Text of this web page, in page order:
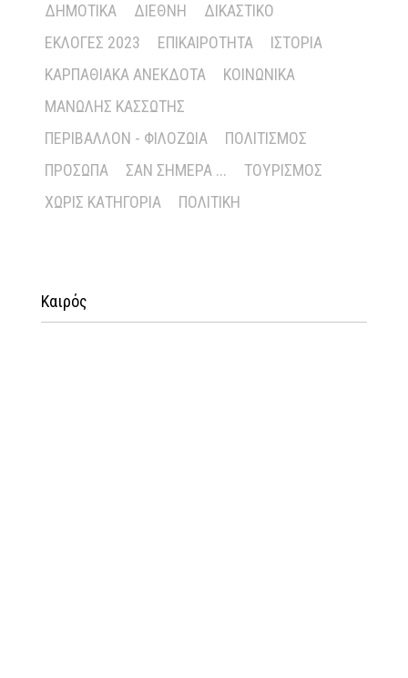
ΔΗΜΟΤΙΚΆ
ΔΙΕΘΝΉ
ΔΙΚΑΣΤΙΚΌ
ΕΚΛΟΓΈΣ 2023
ΕΠΙΚΑΙΡΌΤΗΤΑ
ΙΣΤΟΡΊΑ
ΚΑΡΠΑΘΙΑΚΆ ΑΝΈΚΔΟΤΑ
ΚΟΙΝΩΝΙΚΆ
ΜΑΝΏΛΗΣ ΚΑΣΣΏΤΗΣ
ΠΕΡΙΒΆΛΛΟΝ - ΦΙΛΟΖΩΊΑ
ΠΟΛΙΤΙΣΜΌΣ
ΠΡΌΣΩΠΑ
ΣΑΝ ΣΉΜΕΡΑ ...
ΤΟΥΡΙΣΜΌΣ
ΧΩΡΊΣ ΚΑΤΗΓΟΡΊΑ
ΠΟΛΙΤΙΚΉ
Καιρός